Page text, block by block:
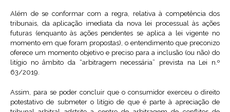
Além de se conformar com a regra, relativa à competência dos
tribunais, da aplicação imediata da nova lei processual às ações
futuras (enquanto às ações pendentes se aplica a lei vigente no
momento em que foram propostas), o entendimento que preconizo
oferece um momento objetivo e preciso para a inclusão (ou não) do
litígio no âmbito da “arbitragem necessária” prevista na Lei n.º
63/2019.
Assim, para se poder concluir que o consumidor exerceu o direito
potestativo de submeter o litígio de que é parte à apreciação de